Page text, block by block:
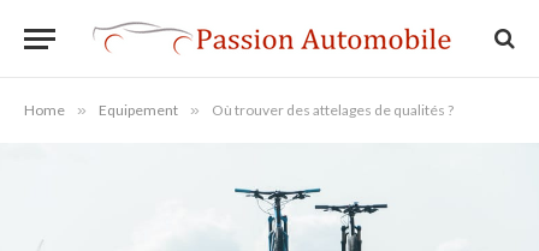
Home » Equipement » Où trouver des attelages de qualités ?